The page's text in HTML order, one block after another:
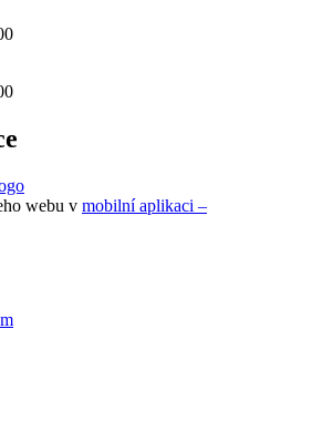
webu v mobilní aplikaci –